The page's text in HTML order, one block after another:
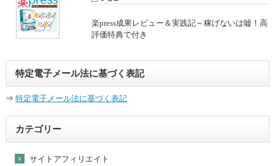
楽press成果レビュー＆実践記～稼げないは嘘！高
評価特典で付き
特定電子メール法に基づく表記
⇒ 特定電子メール法に基づく表記
カテゴリー
サイトアフィリエイト